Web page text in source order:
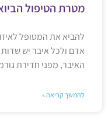
מטרת הטיפול
להביא את המטופל
אדם ולכל איבר יש
האיבר, מפני חדירת
להמשך קריאה »